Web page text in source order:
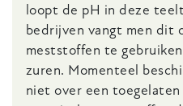
loopt de pH in deze
bedrijven vangt men dit
meststoffen te
zuren. Momenteel
niet over een